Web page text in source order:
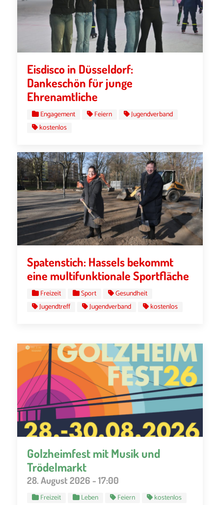
Eisdisco in Düsseldorf:
Dankeschön für junge
Ehrenamtliche
Engagement Feiern
Jugendverband
kostenlos
Spatenstich: Hassels bekommt
eine multifunktionale Sportfläche
Freizeit Sport
Gesundheit
Jugendtreff
Jugendverband kostenlos
Golzheimfest mit Musik und
Trödelmarkt
28. August 2026 - 17:00
Freizeit Leben Feiern
kostenlos